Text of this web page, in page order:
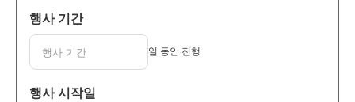
행사 기간
일 동안 진행
행사 시작일